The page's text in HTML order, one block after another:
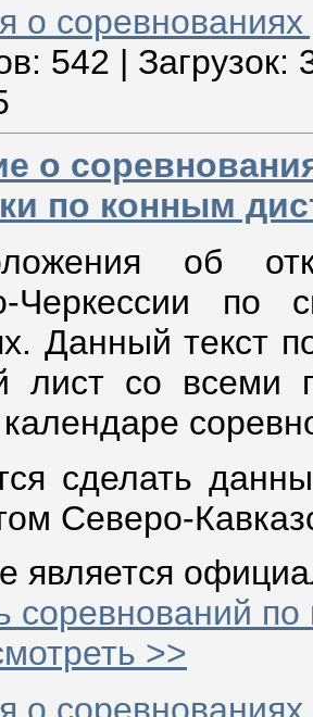
о
542 | Загрузок:
о
по конным
об
Черкессии по
Данный текст
лист со всеми
сделать
Северо-
является
соревнований
>>